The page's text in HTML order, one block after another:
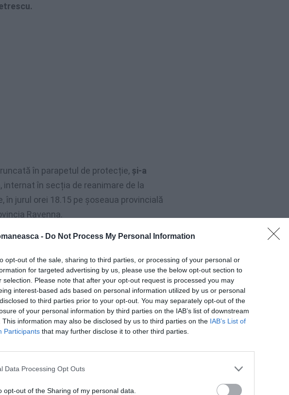
- Do Not Process My Personal Information
opt-out of the sale, sharing to third parties, or processing of your personal or
for targeted advertising by us, please use the below opt-out section to
selection. Please note that after your opt-out request is processed you may
interest-based ads based on personal information utilized by us or personal
to third parties prior to your opt-out. You may separately opt-out of the
of your personal information by third parties on the IAB’s list of downstream
This information may also be disclosed by us to third parties on the IAB’s List of
Participants that may further disclose it to other third parties.
Data Processing Opt Outs
opt-out of the Sharing of my personal data.
în parapetul de protecție, și-a
internat în secția de reanimare de la
în jurul orei 18.15 pe șoseaua provincială
Ravenna.
și apoiarestat un tânăr de 29 de ani din
de omor voluntar și vătămare corporală
Potrivit unei prime reconstituiri,
și motocicleta, care circulau în aceeași
la stânga.Motocicleta are semnele
s-au oprit imediat automobiliști
a intervenit o ambulanță a cărei
de la Ravenna Soccorso. Din păcate